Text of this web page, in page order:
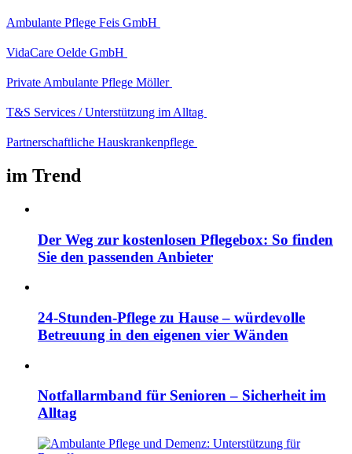
Ambulante Pflege Feis GmbH
VidaCare Oelde GmbH
Private Ambulante Pflege Möller
T&S Services / Unterstützung im Alltag
Partnerschaftliche Hauskrankenpflege
im Trend
Der Weg zur kostenlosen Pflegebox: So finden
Sie den passenden Anbieter
24-Stunden-Pflege zu Hause – würdevolle
Betreuung in den eigenen vier Wänden
Notfallarmband für Senioren – Sicherheit im
Alltag